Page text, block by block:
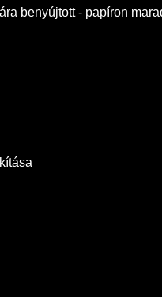
benyújtott - papíron